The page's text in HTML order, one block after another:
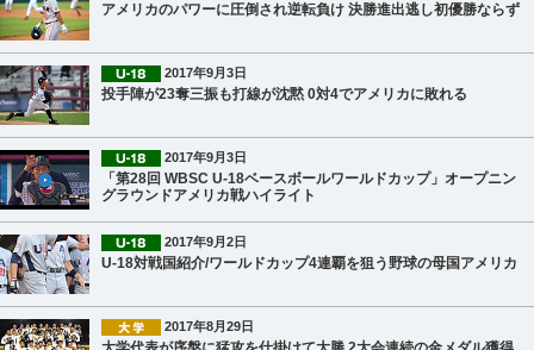
アメリカのパワーに圧倒され逆転負け 決勝進出逃し初優勝ならず
2017年9月3日
投手陣が23奪三振も打線が沈黙 0対4でアメリカに敗れる
2017年9月3日
「第28回 WBSC U-18ベースボールワールドカップ」オープニン
グラウンドアメリカ戦ハイライト
2017年9月2日
U-18対戦国紹介/ワールドカップ4連覇を狙う野球の母国アメリカ
2017年8月29日